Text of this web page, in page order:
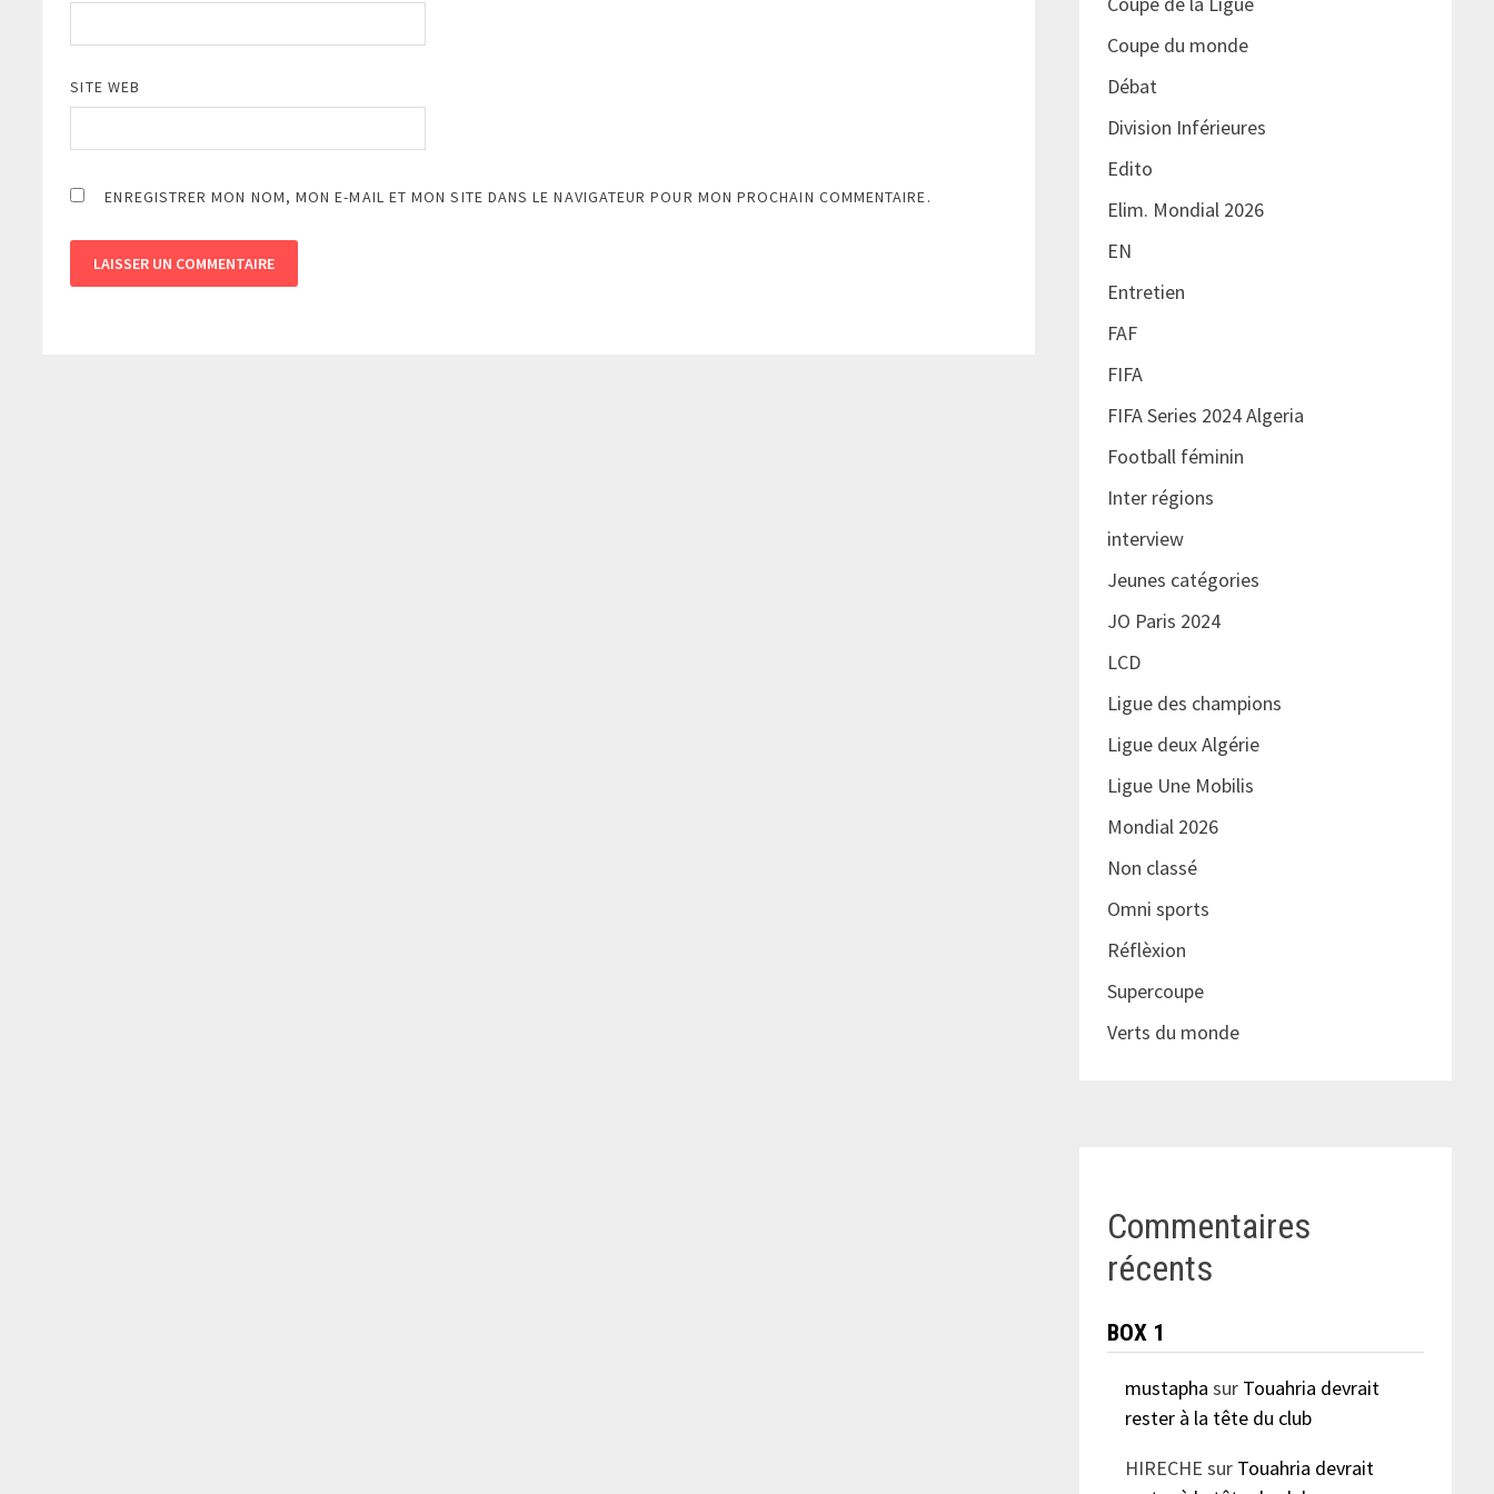
SITE WEB
ENREGISTRER MON NOM, MON E-MAIL ET MON SITE DANS LE NAVIGATEUR POUR MON PROCHAIN COMMENTAIRE.
Coupe du monde
Débat
Division Inférieures
Edito
Elim. Mondial 2026
EN
Entretien
FAF
FIFA
FIFA Series 2024 Algeria
Football féminin
Inter régions
interview
Jeunes catégories
JO Paris 2024
LCD
Ligue des champions
Ligue deux Algérie
Ligue Une Mobilis
Mondial 2026
Non classé
Omni sports
Réflèxion
Supercoupe
Verts du monde
Commentaires
récents
BOX 1
mustapha sur Touahria devrait
rester à la tête du club
HIRECHE sur Touahria devrait